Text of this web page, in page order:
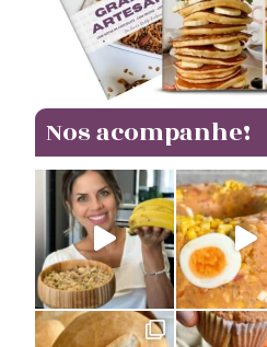
Nos acompanhe!